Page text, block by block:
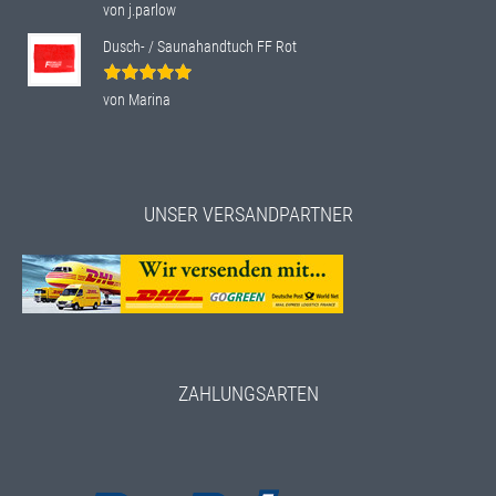
Bewertet
mit4
5
von j.parlow
Dusch- / Saunahandtuch FF Rot
Bewertet
von Marina
UNSER VERSANDPARTNER
ZAHLUNGSARTEN